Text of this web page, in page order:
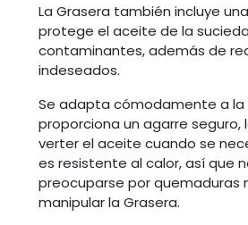
La Grasera también incluye
protege el aceite de la
contaminantes, además de
indeseados.
Se adapta cómodamente a la
proporciona un agarre seguro,
verter el aceite cuando se
es resistente al calor, así que
preocuparse por quemaduras
manipular la Grasera.